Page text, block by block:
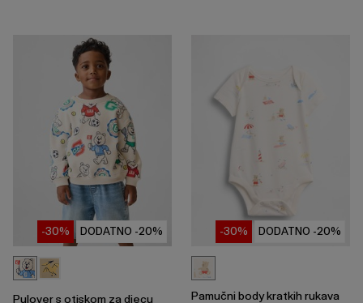
DODATNO -20%
-30%
Pulover s otiskom za djecu
DODATNO -20%
-30%
Pamučni body kratkih rukava